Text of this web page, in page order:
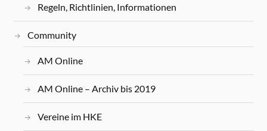
Regeln, Richtlinien, Informationen
Community
AM Online
AM Online – Archiv bis 2019
Vereine im HKE